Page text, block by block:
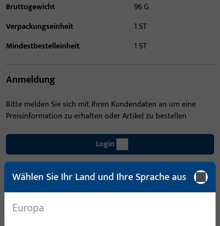
Bruttogewicht
96 G
Verpackungseinheit
1 ST
Mindestbestelleinheit
1 ST
Anmeldung
Bitte melden Sie sich mit Ihren Kundendaten an um eine
Preisinformation zu erhalten oder Artikel zu bestellen
Login
Account erstellen
Wählen Sie Ihr Land und Ihre Sprache aus
Europa